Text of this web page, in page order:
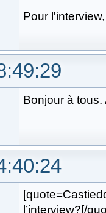
Pour
Bonjour à tous.
l’interview?[/